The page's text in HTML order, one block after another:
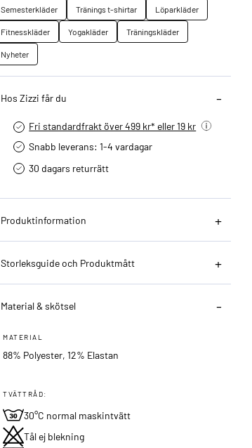
Semesterkläder Tränings t-shirtar
Löparkläder
Fitnesskläder
Yogakläder
Träningskläder
Nyheter
Hos Zizzi får du
Fri standardfrakt över 499 kr* eller 19 kr
Snabb leverans: 1-4 vardagar
30 dagars returrätt­
Produktinformation
Storleksguide och Produktmått
Material & skötsel
MATERIAL
88% Polyester, 12% Elastan
TVÄTTRÅD:
30°C normal maskintvätt
Tål ej blekning